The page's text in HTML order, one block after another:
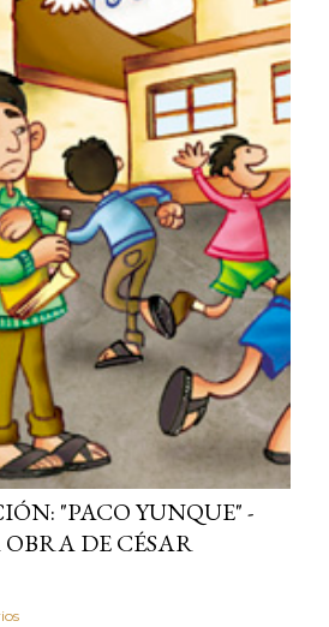
"PACO YUNQUE" -
DE CÉSAR